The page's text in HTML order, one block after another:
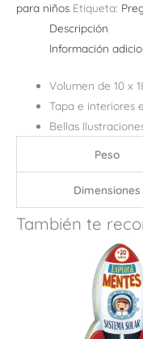
para niños Etiqueta:
Descripción
Información
Volumen de 10 x
Tapa e interiores
Bellas
Peso
Dimensiones
También te